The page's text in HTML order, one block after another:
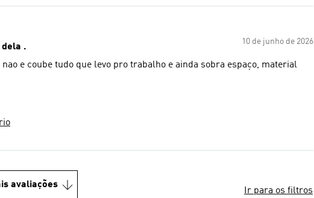
10 de junho de 2026
.
e coube tudo que levo pro trabalho e ainda sobra espaço, material
avaliações
Ir para os filtros